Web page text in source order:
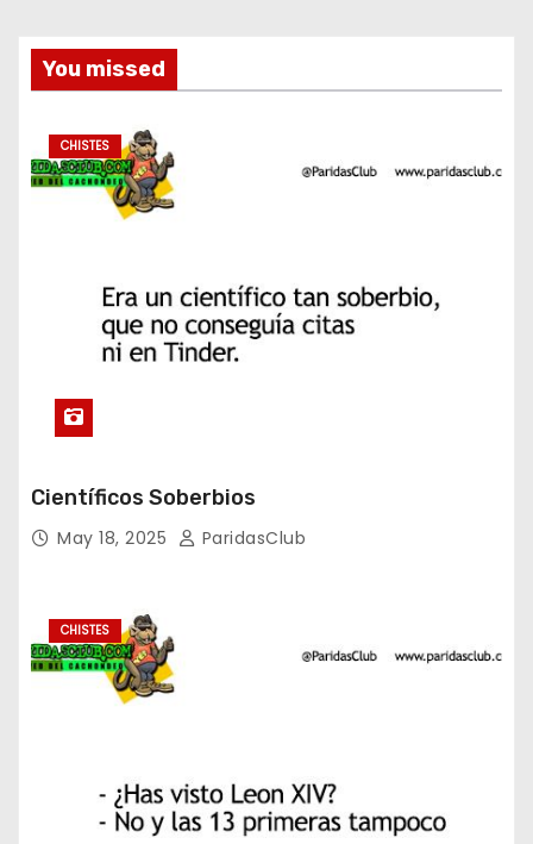
You missed
CHISTES
Científicos Soberbios
May 18, 2025 ParidasClub
CHISTES